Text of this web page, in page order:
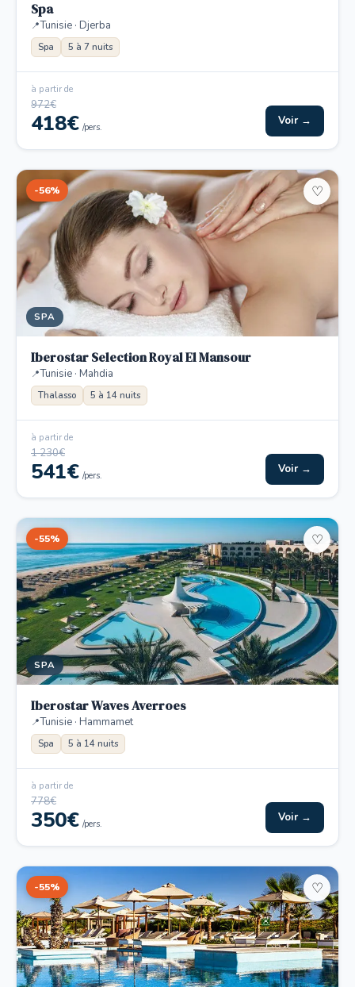
Spa
Tunisie · Djerba
Spa 5 à 7 nuits
à partir de
972€
418€ /pers. Voir →
-56%
SPA
♡
Iberostar Selection Royal El Mansour
Tunisie · Mahdia
Thalasso 5 à 14 nuits
à partir de
1 230€
541€ /pers. Voir →
-55%
SPA
♡
Iberostar Waves Averroes
Tunisie · Hammamet
Spa 5 à 14 nuits
à partir de
778€
350€ /pers. Voir →
-55% ♡